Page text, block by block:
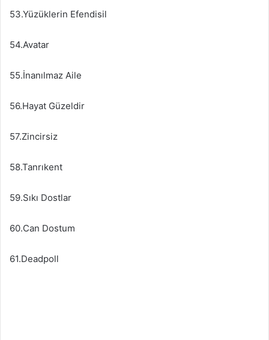
53.Yüzüklerin Efendisil
54.Avatar
55.İnanılmaz Aile
56.Hayat Güzeldir
57.Zincirsiz
58.Tanrıkent
59.Sıkı Dostlar
60.Can Dostum
61.Deadpoll